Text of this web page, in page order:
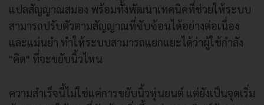
แปลสัญญาณสมอง พร้อมทั้งพัฒนาเทคนิคที่ช่วยให้ระบบ
สามารถปรับตัวตามสัญญาณที่ซับซ้อนได้อย่างต่อเนื่อง
และแม่นยำ ทำให้ระบบสามารถแยกแยะได้ว่าผู้ใช้กำลัง
"คิด" ที่จะขยับนิ้วไหน
ความสำเร็จนี้ไม่ใช่แค่การขยับนิ้วหุ่นยนต์ แต่ยังเป็นจุดเริ่ม